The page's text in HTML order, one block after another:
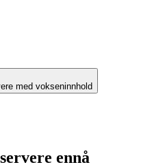
med vokseninnhold
ennå